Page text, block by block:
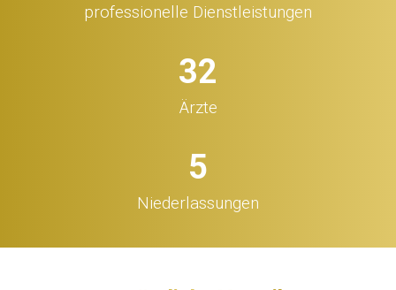
professionelle Dienstleistungen
32
Ärzte
5
Niederlassungen